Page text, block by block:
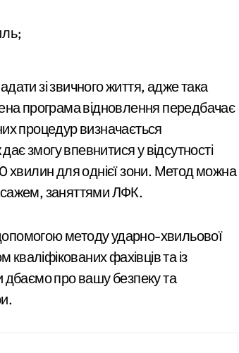
зі звичного життя, адже така
програма відновлення передбачає
процедур визначається
змогу впевнитися у відсутності
хвилин для однієї зони. Метод можна
заняттями ЛФК.
методу ударно-хвильової
фахівців та із
дбаємо про вашу безпеку та